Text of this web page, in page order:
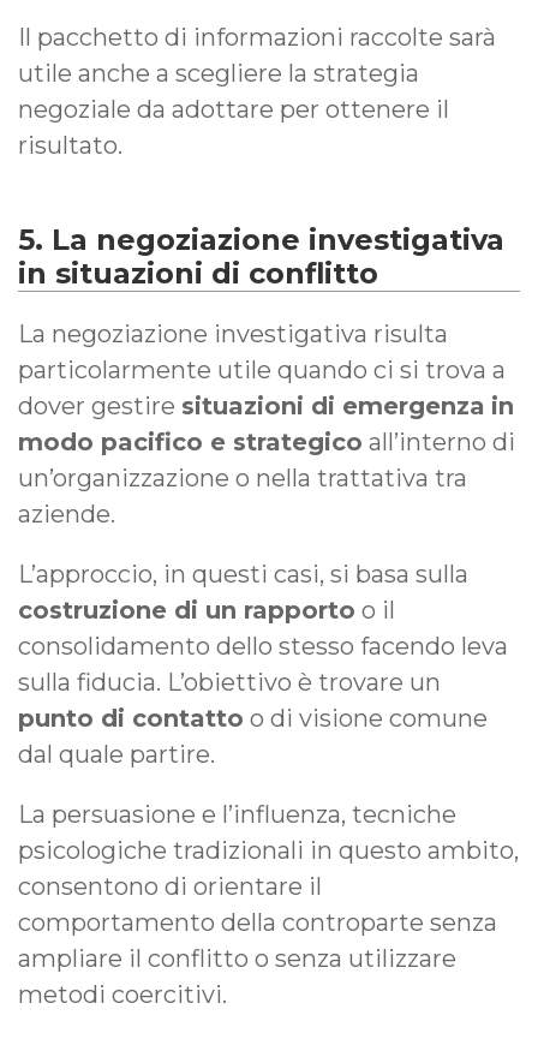
Il pacchetto di informazioni raccolte sarà
utile anche a scegliere la strategia
negoziale da adottare per ottenere il
risultato.
5. La negoziazione investigativa
in situazioni di conflitto
La negoziazione investigativa risulta
particolarmente utile quando ci si trova a
dover gestire situazioni di emergenza in
modo pacifico e strategico all’interno di
un’organizzazione o nella trattativa tra
aziende.
L’approccio, in questi casi, si basa sulla
costruzione di un rapporto o il
consolidamento dello stesso facendo leva
sulla fiducia. L’obiettivo è trovare un
punto di contatto o di visione comune
dal quale partire.
La persuasione e l’influenza, tecniche
psicologiche tradizionali in questo ambito,
consentono di orientare il
comportamento della controparte senza
ampliare il conflitto o senza utilizzare
metodi coercitivi.